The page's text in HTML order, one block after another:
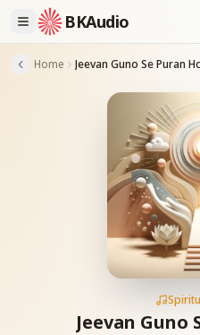
BKAudio
Home Jeevan Guno Se Puran
Jeevan Guno